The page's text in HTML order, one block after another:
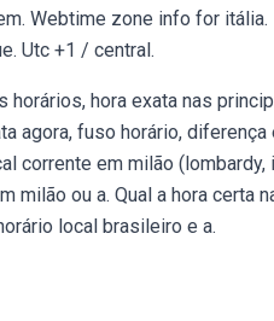
Webtime zone info for itália.
Utc +1 / central.
horários, hora exata nas
agora, fuso horário, diferença
corrente em milão (lombardy,
milão ou a. Qual a hora certa
local brasileiro e a.